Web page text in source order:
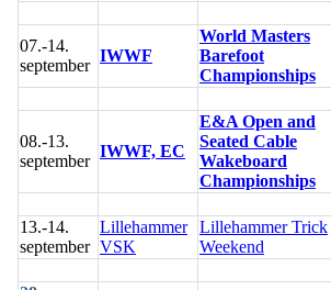
07.-14.
september
IWWF
World Masters
Barefoot
Championships
08.-13.
september
IWWF, EC
E&A Open and
Seated Cable
Wakeboard
Championships
13.-14.
september
Lillehammer
VSK
Lillehammer Trick
Weekend